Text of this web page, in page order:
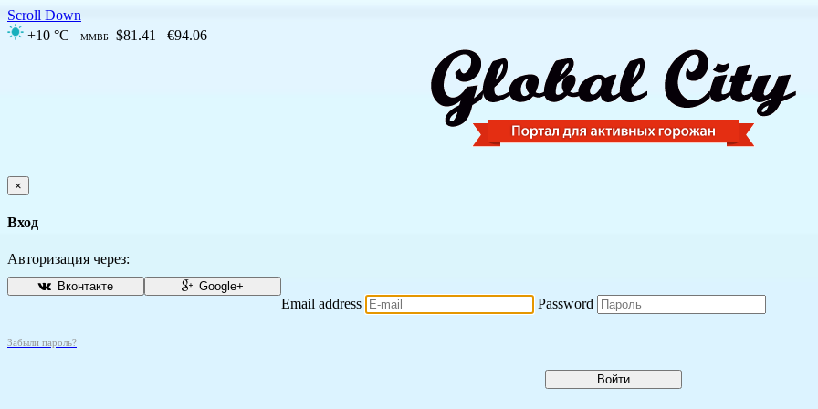
Scroll Down
+10 °C
ММВБ $81.41 €94.06
×
Вход
Авторизация через:
Вконтакте Google+
Email address Password
Забыли пароль?
Войти